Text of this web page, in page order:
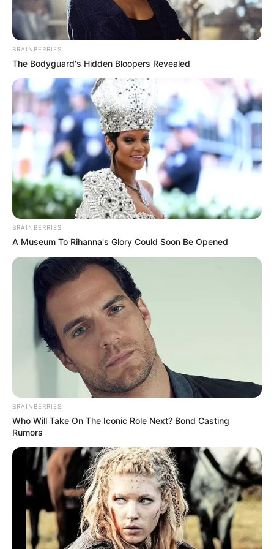
pembunuh pemerintahan yang paling ditakuti di dunia.
BRAINBERRIES
The Bodyguard's Hidden Bloopers Revealed
BRAINBERRIES
A Museum To Rihanna's Glory Could Soon Be Opened
BRAINBERRIES
Who Will Take On The Iconic Role Next? Bond Casting
Rumors